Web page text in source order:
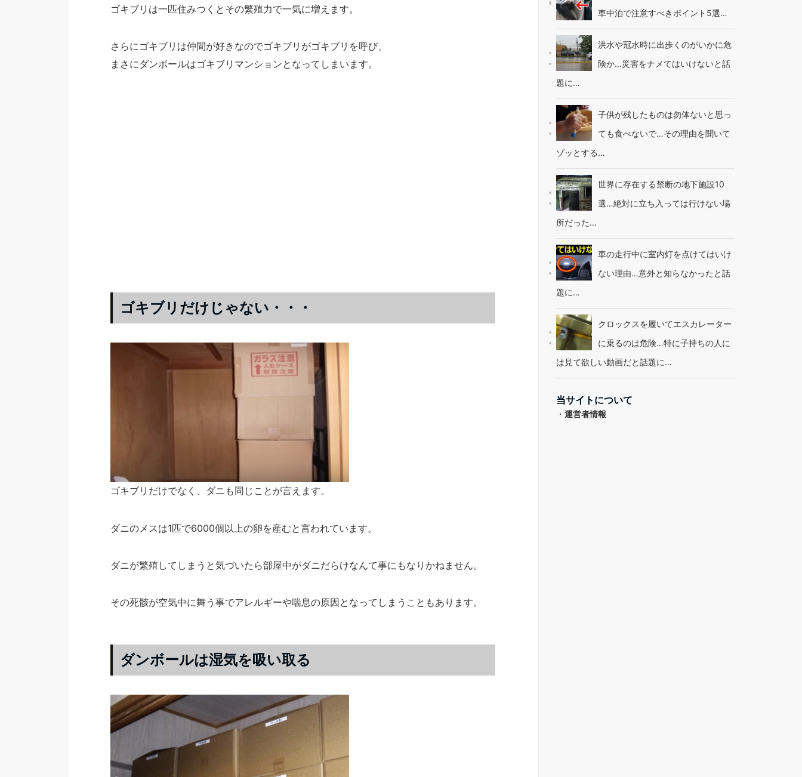
ゴキブリは一匹住みつくとその繁殖力で一気に増えます。
さらにゴキブリは仲間が好きなのでゴキブリがゴキブリを呼び、
まさにダンボールはゴキブリマンションとなってしまいます。
ゴキブリだけじゃない・・・
ゴキブリだけでなく、ダニも同じことが言えます。
ダニのメスは1匹で6000個以上の卵を産むと言われています。
ダニが繁殖してしまうと気づいたら部屋中がダニだらけなんて事にもなりかねません。
その死骸が空気中に舞う事でアレルギーや喘息の原因となってしまうこともあります。
ダンボールは湿気を吸い取る
車中泊で注意すべきポイント5選…
洪水や冠水時に出歩くのがいかに危
険か…災害をナメてはいけないと話
題に…
子供が残したものは勿体ないと思っ
ても食べないで…その理由を聞いて
ゾッとする…
世界に存在する禁断の地下施設10
選…絶対に立ち入っては行けない場
所だった…
車の走行中に室内灯を点けてはいけ
ない理由…意外と知らなかったと話
題に…
クロックスを履いてエスカレーター
に乗るのは危険…特に子持ちの人に
は見て欲しい動画だと話題に…
当サイトについて
・ 運営者情報